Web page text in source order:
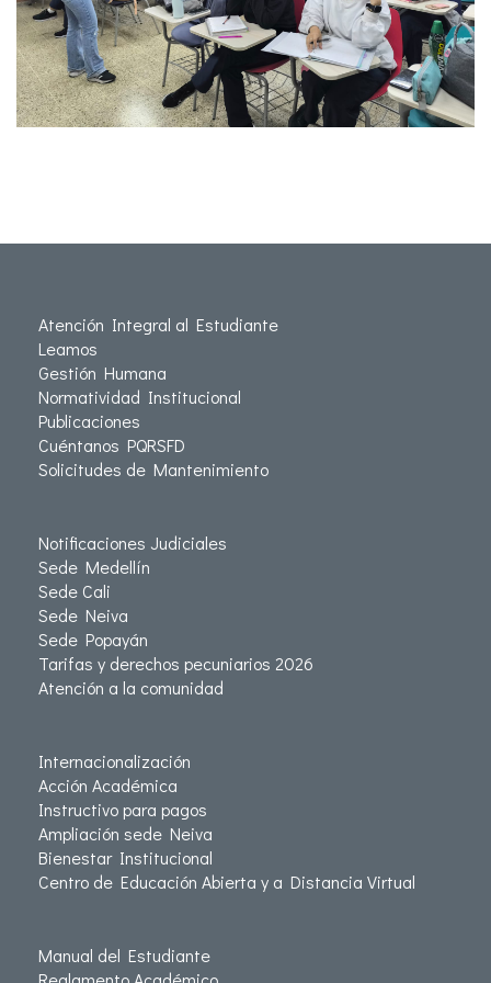
Atención Integral al Estudiante
Leamos
Gestión Humana
Normatividad Institucional
Publicaciones
Cuéntanos PQRSFD
Solicitudes de Mantenimiento
Notificaciones Judiciales
Sede Medellín
Sede Cali
Sede Neiva
Sede Popayán
Tarifas y derechos pecuniarios 2026
Atención a la comunidad
Internacionalización
Acción Académica
Instructivo para pagos
Ampliación sede Neiva
Bienestar Institucional
Centro de Educación Abierta y a Distancia Virtual
Manual del Estudiante